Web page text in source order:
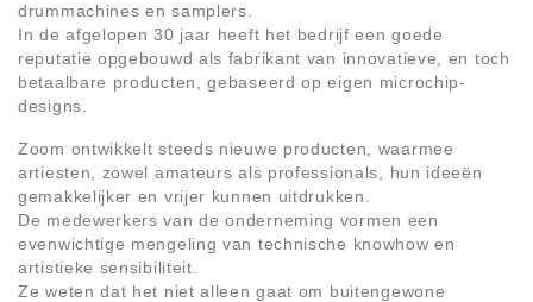
Pro
Audio
Apparatuur
Apparatuur
Blaasinstrumenten
Slaginstrumenten
drummachines en samplers.
In de afgelopen 30 jaar heeft het bedrijf een goede
reputatie opgebouwd als fabrikant van innovatieve, en toch
betaalbare producten, gebaseerd op eigen microchip-
designs.
Zoom ontwikkelt steeds nieuwe producten, waarmee
artiesten, zowel amateurs als professionals, hun ideeën
gemakkelijker en vrijer kunnen uitdrukken.
De medewerkers van de onderneming vormen een
evenwichtige mengeling van technische knowhow en
artistieke sensibiliteit.
Ze weten dat het niet alleen gaat om buitengewone